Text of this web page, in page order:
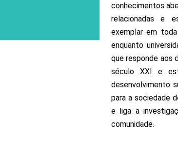
conhecimentos
relacionadas e
exemplar em toda
enquanto
que responde aos
século XXI e
desenvolvimento
para a sociedade
e liga a
comunidade.